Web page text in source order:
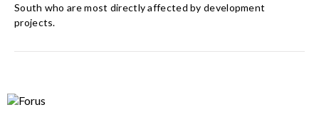
South who are most directly affected by development
projects.